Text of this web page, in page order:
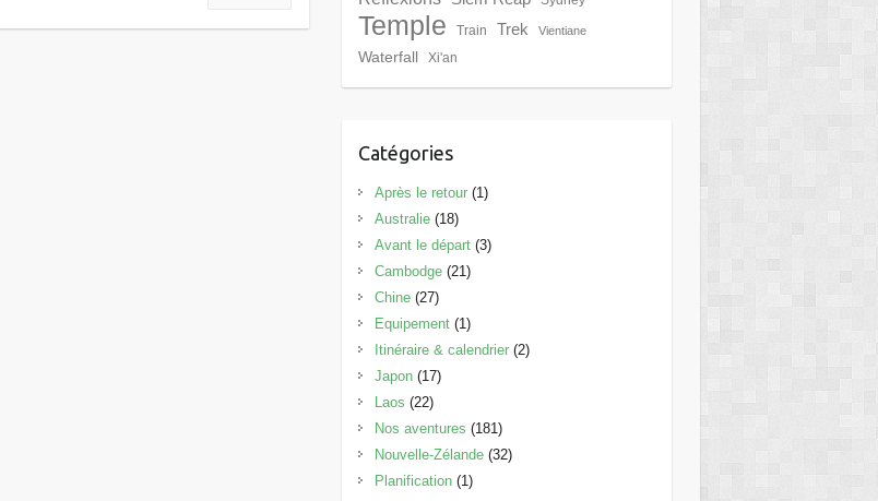
Temple Train Trek Vientiane
Waterfall Xi'an
Catégories
Après le retour(1)
Australie(18)
Avant le départ(3)
Cambodge(21)
Chine(27)
Equipement(1)
Itinéraire & calendrier(2)
Japon(17)
Laos (22)
Nos aventures (181)
Nouvelle-Zélande(32)
Planification(1)